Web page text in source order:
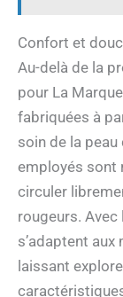
Confort et
Au-delà de la
pour La
fabriquées à
soin de la
employés sont
circuler
rougeurs.
s’adaptent
laissant